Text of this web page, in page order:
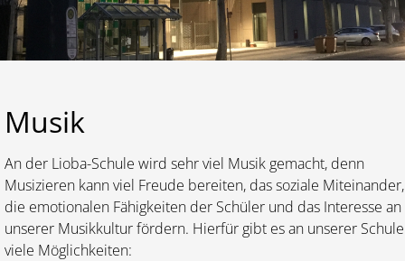
Lernen
Kalender
Musik
An der Lioba-Schule wird sehr viel Musik gemacht, denn
Musizieren kann viel Freude bereiten, das soziale Miteinander,
die emotionalen Fähigkeiten der Schüler und das Interesse an
unserer Musikkultur fördern. Hierfür gibt es an unserer Schule
viele Möglichkeiten: